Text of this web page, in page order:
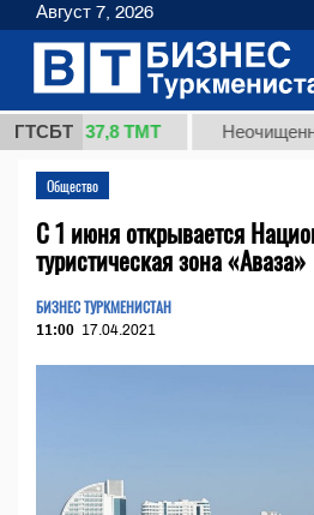
ГТСБТ
37,8 ТМТ Неочищенная
Общество
С 1 июня открывается
туристическая зона «Аваза»
БИЗНЕС ТУРКМЕНИСТАН
11:00 17.04.2021
Август 7, 2026